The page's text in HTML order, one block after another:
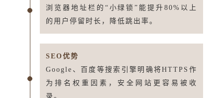
浏览器地址栏的“小绿锁”能提升80%以上
的用户停留时长，降低跳出率。
SEO优势
Google、百度等搜索引擎明确将HTTPS作
为排名权重因素，安全网站更容易被收
录。